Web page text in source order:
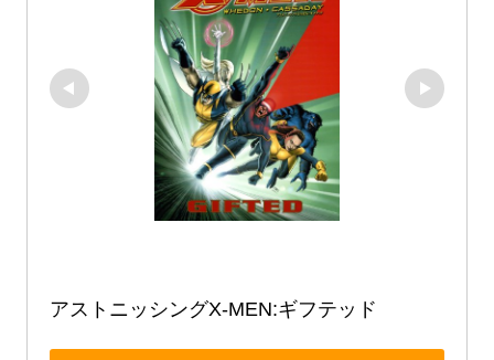
アストニッシングX‐MEN:ギフテッド